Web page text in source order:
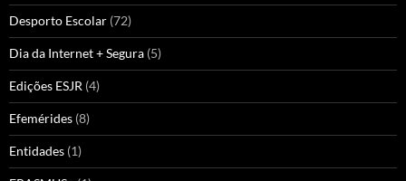
Desporto Escolar (72)
Dia da Internet + Segura (5)
Edições ESJR (4)
Efemérides (8)
Entidades (1)